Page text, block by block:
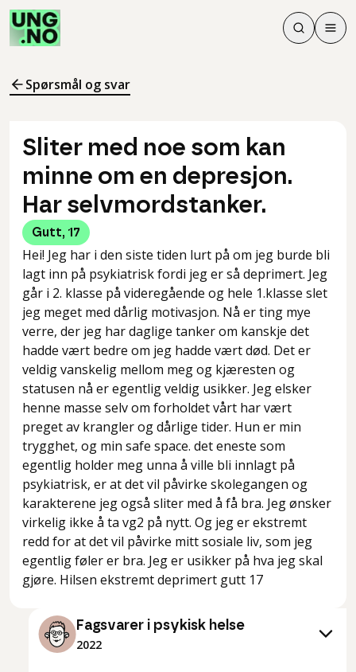
Søk
Søk
Meny
Spørsmål og svar
Sliter med noe som kan
minne om en depresjon.
Har selvmordstanker.
Gutt, 17
Hei! Jeg har i den siste tiden lurt på om jeg burde bli
lagt inn på psykiatrisk fordi jeg er så deprimert. Jeg
går i 2. klasse på videregående og hele 1.klasse slet
jeg meget med dårlig motivasjon. Nå er ting mye
verre, der jeg har daglige tanker om kanskje det
hadde vært bedre om jeg hadde vært død. Det er
veldig vanskelig mellom meg og kjæresten og
statusen nå er egentlig veldig usikker. Jeg elsker
henne masse selv om forholdet vårt har vært
preget av krangler og dårlige tider. Hun er min
trygghet, og min safe space. det eneste som
egentlig holder meg unna å ville bli innlagt på
psykiatrisk, er at det vil påvirke skolegangen og
karakterene jeg også sliter med å få bra. Jeg ønsker
virkelig ikke å ta vg2 på nytt. Og jeg er ekstremt
redd for at det vil påvirke mitt sosiale liv, som jeg
egentlig føler er bra. Jeg er usikker på hva jeg skal
gjøre. Hilsen ekstremt deprimert gutt 17
Fagsvarer i psykisk helse
2022